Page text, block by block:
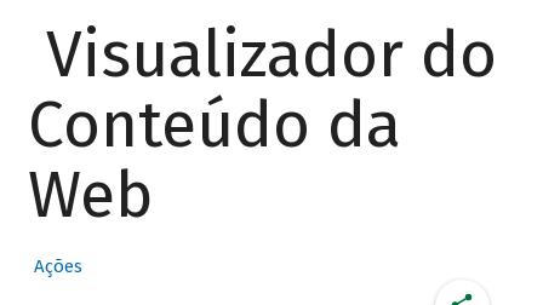
Visualizador do
Conteúdo da
Web
Ações